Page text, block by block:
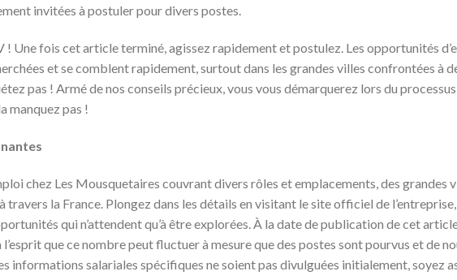
invitées à postuler pour divers postes.
! Une fois cet article terminé, agissez rapidement et postulez. Les opportunités
et se comblent rapidement, surtout dans les grandes villes confrontées à
pas ! Armé de nos conseils précieux, vous vous démarquerez lors du processus
manquez pas !
chez Les Mousquetaires couvrant divers rôles et emplacements, des grandes
travers la France. Plongez dans les détails en visitant le site officiel de
qui n’attendent qu’à être explorées. À la date de publication de cet
que ce nombre peut fluctuer à mesure que des postes sont pourvus et de
informations salariales spécifiques ne soient pas divulguées initialement, soyez